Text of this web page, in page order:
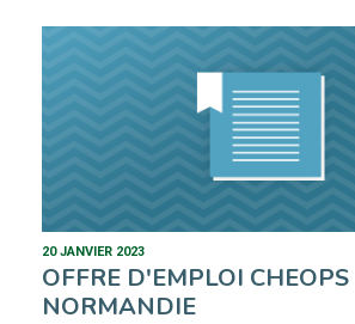
20 JANVIER 2023
OFFRE D'EMPLOI CHEOPS
NORMANDIE